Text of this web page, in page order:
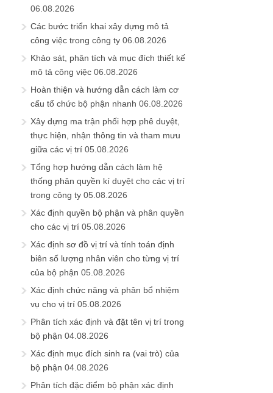
06.08.2026
Các bước triển khai xây dựng mô tả
công việc trong công ty 06.08.2026
Khảo sát, phân tích và mục đích thiết kế
mô tả công việc 06.08.2026
Hoàn thiện và hướng dẫn cách làm cơ
cấu tổ chức bộ phận nhanh 06.08.2026
Xây dựng ma trận phối hợp phê duyệt,
thực hiện, nhận thông tin và tham mưu
giữa các vị trí 05.08.2026
Tổng hợp hướng dẫn cách làm hệ
thống phân quyền kí duyệt cho các vị trí
trong công ty 05.08.2026
Xác định quyền bộ phận và phân quyền
cho các vị trí 05.08.2026
Xác định sơ đồ vị trí và tính toán định
biên số lượng nhân viên cho từng vị trí
của bộ phận 05.08.2026
Xác định chức năng và phân bổ nhiệm
vụ cho vị trí 05.08.2026
Phân tích xác định và đặt tên vị trí trong
bộ phận 04.08.2026
Xác định mục đích sinh ra (vai trò) của
bộ phận 04.08.2026
Phân tích đặc điểm bộ phận xác định